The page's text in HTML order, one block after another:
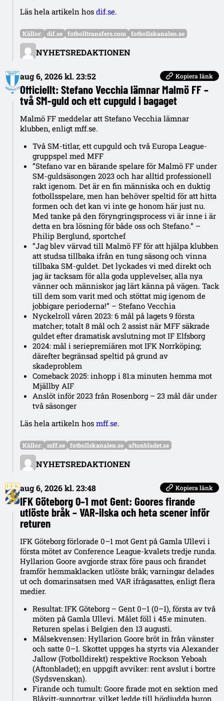
Läs hela artikeln hos dif.se.
NYHETSREDAKTIONEN
Källor: dif.se fotbolltransfers.com fotbollskanalen.se
aug 6, 2026 kl. 23:52 Kopiera länk
Officiellt: Stefano Vecchia lämnar Malmö FF –
två SM-guld och ett cupguld i bagaget
Malmö FF meddelar att Stefano Vecchia lämnar
klubben, enligt mff.se.
Två SM-titlar, ett cupguld och två Europa League-
gruppspel med MFF
”Stefano var en bärande spelare för Malmö FF under
SM-guldsäsongen 2023 och har alltid professionell
rakt igenom. Det är en fin människa och en duktig
fotbollsspelare, men han behöver speltid för att hitta
formen och det kan vi inte ge honom här just nu.
Med tanke på den föryngringsprocess vi är inne i är
detta en bra lösning för både oss och Stefano.” –
Philip Berglund, sportchef
”Jag blev värvad till Malmö FF för att hjälpa klubben
att studsa tillbaka ifrån en tung säsong och vinna
tillbaka SM-guldet. Det lyckades vi med direkt och
jag är tacksam för alla goda upplevelser, alla nya
vänner och människor jag lärt känna på vägen. Tack
till dem som varit med och stöttat mig igenom de
jobbigare perioderna!” – Stefano Vecchia
Nyckelroll våren 2023: 6 mål på lagets 9 första
matcher; totalt 8 mål och 2 assist när MFF säkrade
guldet efter dramatisk avslutning mot IF Elfsborg
2024: mål i seriepremiären mot IFK Norrköping;
därefter begränsad speltid på grund av
skadeproblem
Comeback 2025: inhopp i 81:a minuten hemma mot
Mjällby AIF
Anslöt inför 2023 från Rosenborg – 23 mål där under
två säsonger
Läs hela artikeln hos mff.se.
NYHETSREDAKTIONEN
Källor: mff.se fotbollskanalen.se aftonbladet.se
aug 6, 2026 kl. 23:48 Kopiera länk
IFK Göteborg 0–1 mot Gent: Goores firande
utlöste bråk – VAR-ilska och heta scener inför
returen
IFK Göteborg förlorade 0–1 mot Gent på Gamla Ullevi i
första mötet av Conference League-kvalets tredje runda.
Hyllarion Goore avgjorde strax före paus och firandet
framför hemmaklacken utlöste bråk; varningar delades
ut och domarinsatsen med VAR ifrågasattes, enligt flera
medier.
Resultat: IFK Göteborg – Gent 0–1 (0–1), första av två
möten på Gamla Ullevi. Målet föll i 45:e minuten.
Returen spelas i Belgien den 13 augusti.
Målsekvensen: Hyllarion Goore bröt in från vänster
och satte 0–1. Skottet uppges ha styrts via Alexander
Jallow (Fotbolldirekt) respektive Rockson Yeboah
(Aftonbladet); en uppgift avviker: rent avslut i bortre
(Sydsvenskan).
Firande och tumult: Goore firade mot en sektion med
Blåvitt-supportrar, vilket ledde till högljudda burop